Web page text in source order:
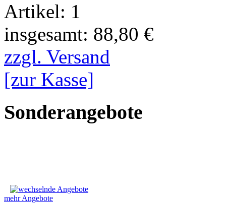
Artikel: 1
insgesamt: 88,80 €
zzgl. Versand
[zur Kasse]
Sonderangebote
mehr Angebote